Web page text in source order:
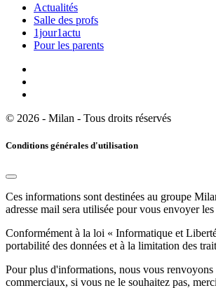
Actualités
Salle des profs
1jour1actu
Pour les parents
© 2026 - Milan - Tous droits réservés
Conditions générales d'utilisation
Ces informations sont destinées au groupe
adresse mail sera utilisée pour vous envoyer
Conformément à la loi « Informatique et
portabilité des données et à la limitation des
Pour plus d'informations, nous vous
commerciaux, si vous ne le souhaitez pas,